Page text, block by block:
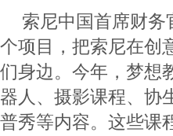
索尼中国首席财务
个项目，把索尼在创
们身边。今年，梦想
器人、摄影课程、协
普秀等内容。这些课